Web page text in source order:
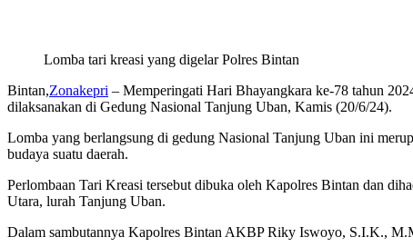
Lomba tari kreasi yang digelar Polres Bintan
Bintan,Zonakepri – Memperingati Hari Bhayangkara ke-78 tahun
dilaksanakan di Gedung Nasional Tanjung Uban, Kamis (20/6/24).
Lomba yang berlangsung di gedung Nasional Tanjung Uban ini
budaya suatu daerah.
Perlombaan Tari Kreasi tersebut dibuka oleh Kapolres Bintan dan
Utara, lurah Tanjung Uban.
Dalam sambutannya Kapolres Bintan AKBP Riky Iswoyo, S.I.K.,